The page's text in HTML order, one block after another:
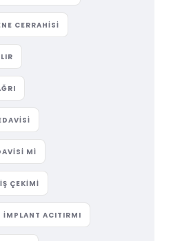
CERRAHISI
MI
ÇEKIMI
IMPLANT ACITIRMI